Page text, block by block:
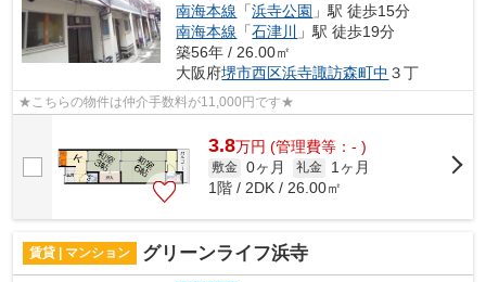
南海本線 「浜寺公園 」駅 徒歩15分
南海本線 「石津川 」駅 徒歩19分
築56年 / 26.00㎡
大阪府堺市西区浜寺諏訪森町中 ３丁
★こちらの物件は仲介手数料が11,000円です★
3.8万円 (管理費等：- )
敷金 0ヶ月 礼金
1ヶ月
1階 / 2DK / 26.00㎡
賃貸 | マンション グリーンライフ浜寺